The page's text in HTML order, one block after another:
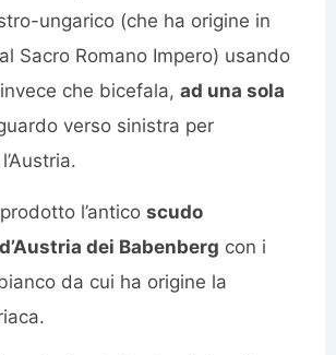
ungarico (che ha origine in
Sacro Romano Impero) usando
che bicefala, ad una sola
verso sinistra per
l’antico scudo
dei Babenberg con i
da cui ha origine la